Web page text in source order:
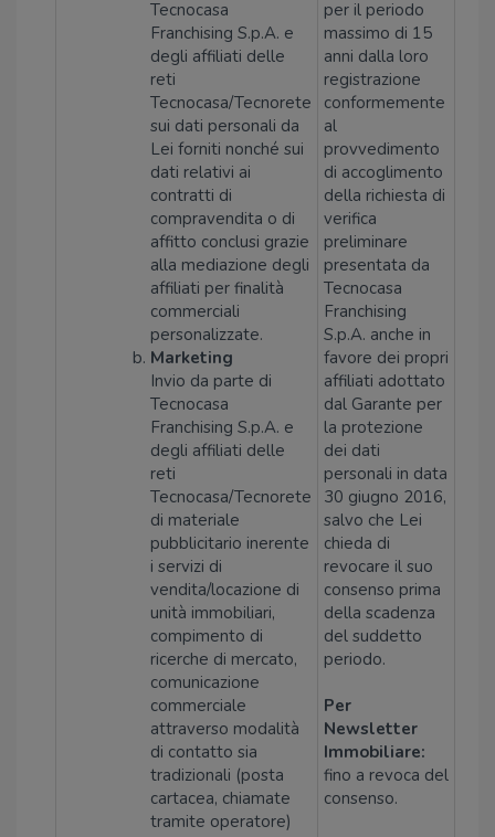
Tecnocasa
Franchising S.p.A. e
degli affiliati delle
reti
Tecnocasa/Tecnorete
sui dati personali da
Lei forniti nonché sui
dati relativi ai
contratti di
compravendita o di
affitto conclusi grazie
alla mediazione degli
affiliati per finalità
commerciali
personalizzate.
Marketing
Invio da parte di
Tecnocasa
Franchising S.p.A. e
degli affiliati delle
reti
Tecnocasa/Tecnorete
di materiale
pubblicitario inerente
i servizi di
vendita/locazione di
unità immobiliari,
compimento di
ricerche di mercato,
comunicazione
commerciale
attraverso modalità
di contatto sia
tradizionali (posta
cartacea, chiamate
tramite operatore)
per il periodo
massimo di 15
anni dalla loro
registrazione
conformemente
al
provvedimento
di accoglimento
della richiesta di
verifica
preliminare
presentata da
Tecnocasa
Franchising
S.p.A. anche in
favore dei propri
affiliati adottato
dal Garante per
la protezione
dei dati
personali in data
30 giugno 2016,
salvo che Lei
chieda di
revocare il suo
consenso prima
della scadenza
del suddetto
periodo.
Per
Newsletter
Immobiliare:
fino a revoca del
consenso.